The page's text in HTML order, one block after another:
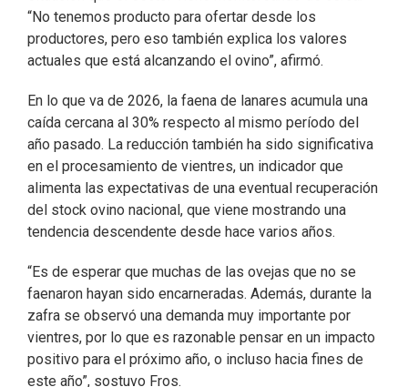
“No tenemos producto para ofertar desde los
productores, pero eso también explica los valores
actuales que está alcanzando el ovino”, afirmó.
En lo que va de 2026, la faena de lanares acumula una
caída cercana al 30% respecto al mismo período del
año pasado. La reducción también ha sido significativa
en el procesamiento de vientres, un indicador que
alimenta las expectativas de una eventual recuperación
del stock ovino nacional, que viene mostrando una
tendencia descendente desde hace varios años.
“Es de esperar que muchas de las ovejas que no se
faenaron hayan sido encarneradas. Además, durante la
zafra se observó una demanda muy importante por
vientres, por lo que es razonable pensar en un impacto
positivo para el próximo año, o incluso hacia fines de
este año”, sostuvo Fros.